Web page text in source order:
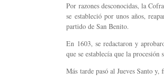
Por razones desconocidas, la
se estableció por unos años,
partido de San Benito.
En 1603, se redactaron y
que se establecía que la
Más tarde pasó al Jueves Santo